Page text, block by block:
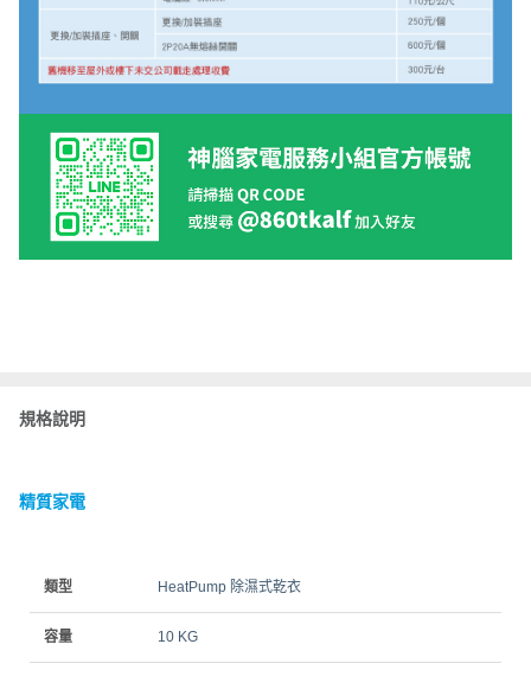
規格說明
精質家電
類型 HeatPump 除濕式乾衣
容量 10 KG